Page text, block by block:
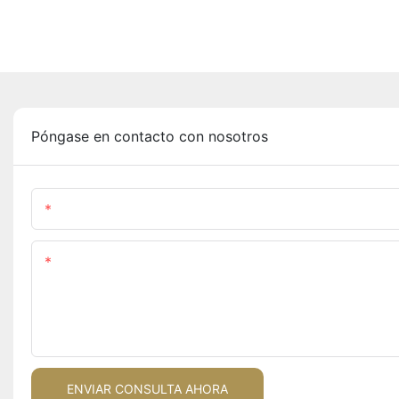
Póngase en contacto con nosotros
ENVIAR CONSULTA AHORA